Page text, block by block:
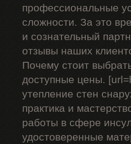
профессиональные
сложности. За это
и сознательный
отзывы наших
Почему стоит
доступные цены.
утепление стен
практика и
работы в сфере
удостоверенные